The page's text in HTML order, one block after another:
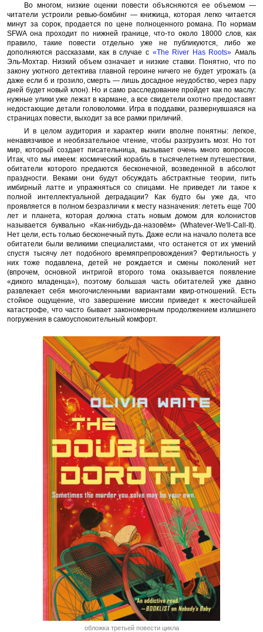
Во многом, низкие оценки повести объясняются ее объемом —
читатели устроили ревью-бомбинг — книжица, которая легко читается
минут за сорок, продается по цене полноценного романа. По нормам
SFWA она проходит по нижней границе, что-то около 18000 слов, как
правило, такие повести отдельно уже не публикуются, либо же
дополняются рассказами, как в случае с «The River Has Roots» Амаль
Эль-Мохтар. Низкий объем означает и низкие ставки. Понятно, что по
закону уютного детектива главной героине ничего не будет угрожать (а
даже если б и грозило, смерть — лишь досадное неудобство, через пару
дней будет новый клон). Но и само расследование пройдет как по маслу:
нужные улики уже лежат в кармане, а все свидетели охотно предоставят
недостающие детали головоломки. Игра в поддавки, развернувшаяся на
страницах повести, выходит за все рамки приличий.
И в целом аудитория и характер книги вполне понятны: легкое,
ненавязчивое и необязательное чтение, чтобы разгрузить мозг. Но тот
мир, который создает писательница, вызывает очень много вопросов.
Итак, что мы имеем: космический корабль в тысячелетнем путешествии,
обитатели которого предаются бесконечной, возведенной в абсолют
праздности. Веками они будут обсуждать абстрактные теории, пить
имбирный латте и упражняться со спицами. Не приведет ли такое к
полной интеллектуальной деградации? Как будто бы уже да, что
проявляется в полном безразличии к месту назначения: лететь еще 700
лет и планета, которая должна стать новым домом для колонистов
называется буквально «Как-нибудь-да-назовём» (Whatever-We'll-Call-It).
Нет цели, есть только бесконечный путь. Даже если на начало полета все
обитатели были великими специалистами, что останется от их умений
спустя тысячу лет подобного времяпрепровождения? Фертильность у
них тоже подавлена, детей не рождается и смены поколений нет
(впрочем, основной интригой второго тома оказывается появление
«дикого младенца»), поэтому большая часть обитателей уже давно
развлекает себя многочисленными вариантами квир-отношений. Есть
стойкое ощущение, что завершение миссии приведет к жесточайшей
катастрофе, что часто бывает закономерным продолжением излишнего
погружения в самоуспокоительный комфорт.
обложка третьей повести цикла